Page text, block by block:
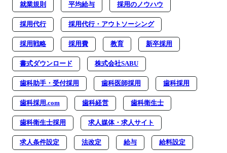
就業規則 平均給与 採用のノウハウ
採用代行 採用代行・アウトソーシング
採用戦略 採用費 教育 新卒採用
書式ダウンロード 株式会社SABU
歯科助手・受付採用 歯科医師採用 歯科採用
歯科採用.com 歯科経営 歯科衛生士
歯科衛生士採用 求人媒体・求人サイト
求人条件設定 法改定 給与 給料設定